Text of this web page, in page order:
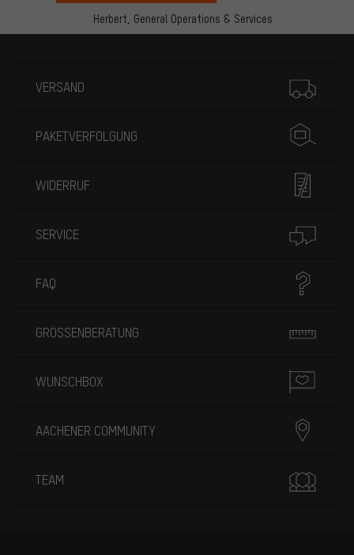
Herbert, General Operations & Services
VERSAND
PAKETVERFOLGUNG
WIDERRUF
SERVICE
FAQ
GRÖSSENBERATUNG
WUNSCHBOX
AACHENER COMMUNITY
TEAM